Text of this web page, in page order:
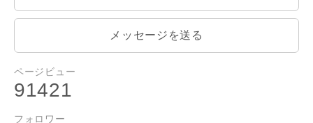
メッセージを送る
ページビュー
91421
フォロワー